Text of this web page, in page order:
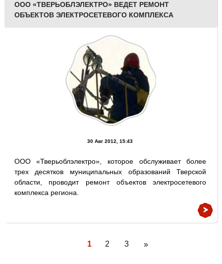
ООО «ТВЕРЬОБЛЭЛЕКТРО» ВЕДЕТ РЕМОНТ
ОБЪЕКТОВ ЭЛЕКТРОСЕТЕВОГО КОМПЛЕКСА
30 Авг 2012, 15:43
ООО «Тверьоблэлектро», которое обслуживает более
трех десятков муниципальных образований Тверской
области, проводит ремонт объектов электросетевого
комплекса региона.
1 2 3 »